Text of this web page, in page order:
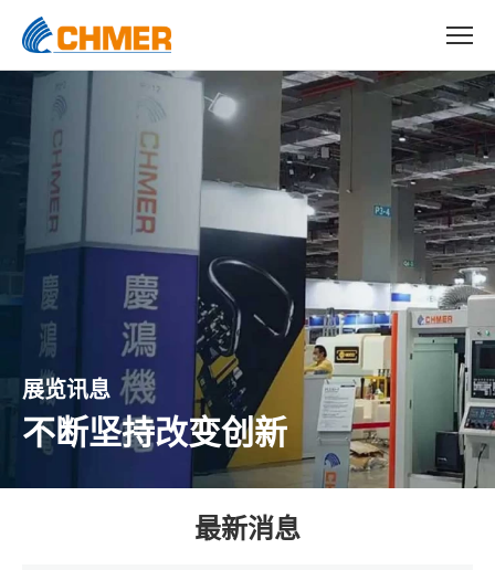
展览讯息
不断坚持改变创新
最新消息